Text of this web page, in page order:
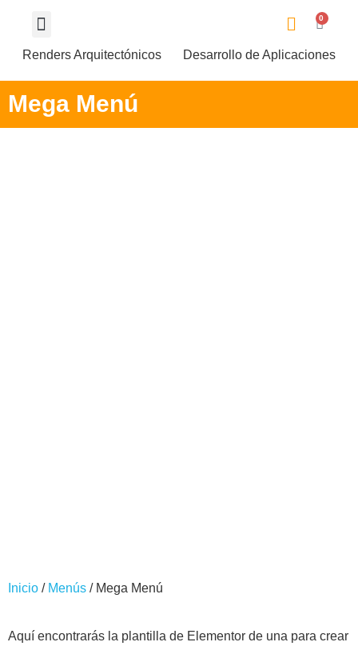
0
Renders Arquitectónicos Desarrollo de Aplicaciones
Mega Menú
Inicio / Menús / Mega Menú
Aquí encontrarás la plantilla de Elementor de una para crear